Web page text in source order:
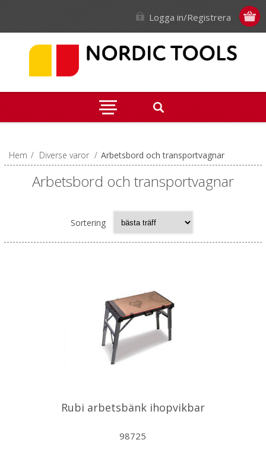
Logga in/Registrera
Hem / Diverse varor / Arbetsbord och transportvagnar
Arbetsbord och transportvagnar
Sortering
Rubi arbetsbänk ihopvikbar
98725